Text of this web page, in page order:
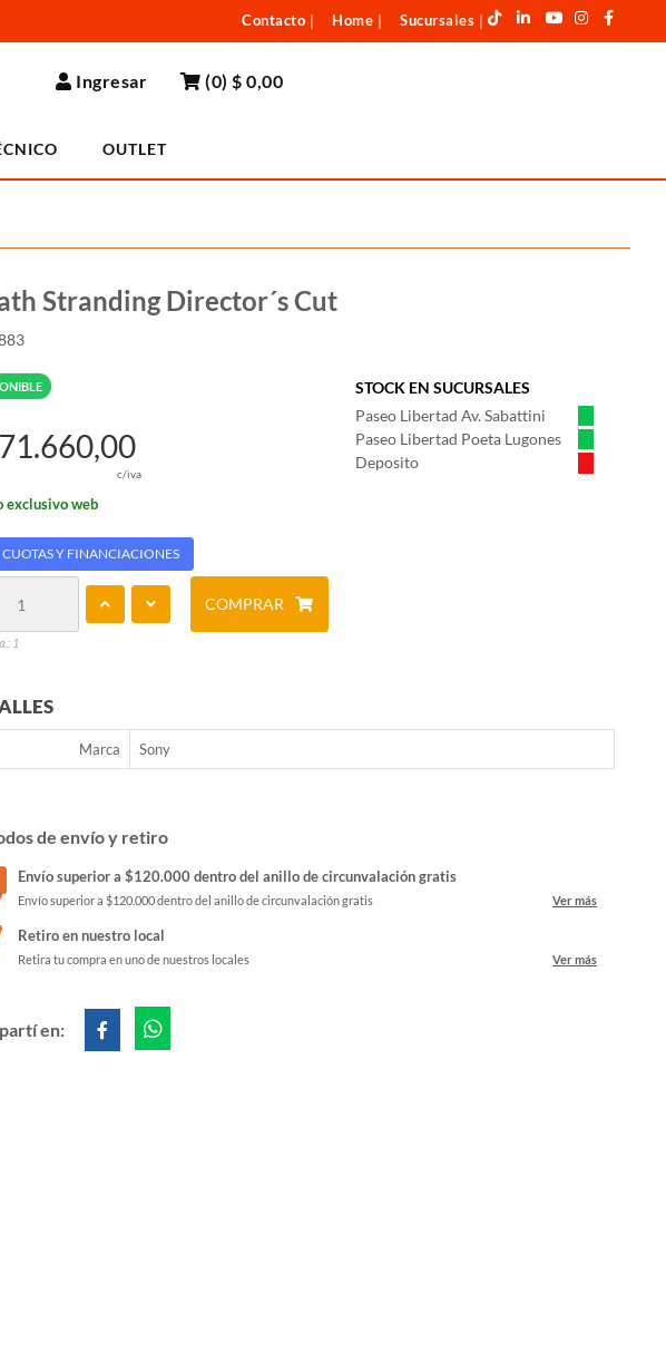
Contacto Home Sucursales
Ingresar (0)$ 0,00
OUTLET
Stranding Director´s Cut
STOCK EN SUCURSALES
Paseo Libertad Av. Sabattini
Paseo Libertad Poeta Lugones
Deposito
c/iva
exclusivo web
CUOTAS Y FINANCIACIONES
1
COMPRAR
Marca Sony
de envío y retiro
Envío superior a $120.000 dentro del anillo de circunvalación gratis
Envío superior a $120.000 dentro del anillo de circunvalación gratis Ver más
Retiro en nuestro local
Retira tu compra en uno de nuestros locales Ver más
en: